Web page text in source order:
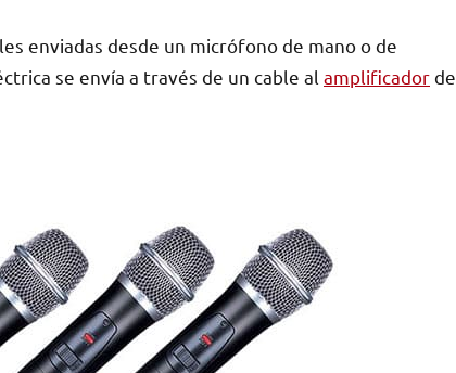
enviadas desde un micrófono de mano o de
se envía a través de un cable al amplificadorde